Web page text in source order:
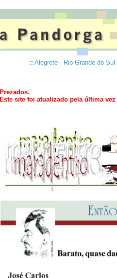
Prezados.
Este site foi atualizado pela última vez
:: Alegrete - Rio Grande do